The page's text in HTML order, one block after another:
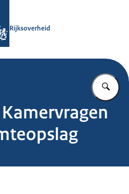
Rijksoverheid